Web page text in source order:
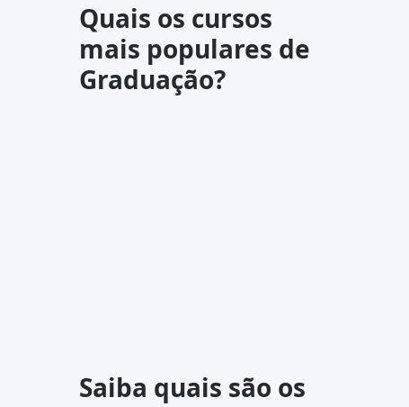
Quais os cursos
mais populares de
Graduação?
Saiba quais são os